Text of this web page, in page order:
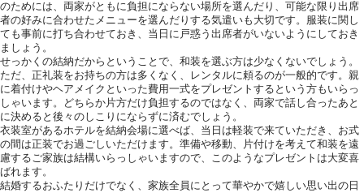
のためには、両家がともに負担にならない場所を選んだり、可能な限り出席
者の好みに合わせたメニューを選んだりする気遣いも大切です。服装に関し
ても事前に打ち合わせておき、当日に戸惑う出席者がいないようにしておき
ましょう。
せっかくの結納だからということで、和装を選ぶ方は少なくないでしょう。
ただ、正礼装をお持ちの方は多くなく、レンタルに頼るのが一般的です。親
に着付けやヘアメイクといった費用一式をプレゼントするという方もいらっ
しゃいます。どちらか片方だけ負担するのではなく、両家で話し合ったあと
に決めると後々のしこりにならずに済むでしょう。
衣装室があるホテルを結納会場に選べば、当日は軽装で来ていただき、お式
の間は正装でお過ごしいただけます。準備や移動、片付けを考えて和装を遠
慮するご家族は結構いらっしゃいますので、このようなプレゼントは大変喜
ばれます。
結婚するおふたりだけでなく、家族全員にとって華やかで嬉しい思い出の日